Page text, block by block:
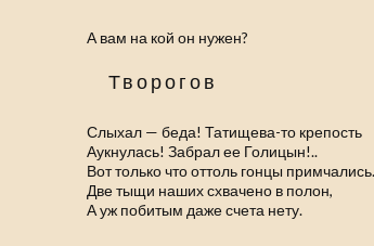
А вам на кой он нужен?
Творогов
Слыхал — беда! Татищева-то крепость
Аукнулась! Забрал ее Голицын!..
Вот только что оттоль гонцы примчались.
Две тыщи наших схвачено в полон,
А уж побитым даже счета нету.